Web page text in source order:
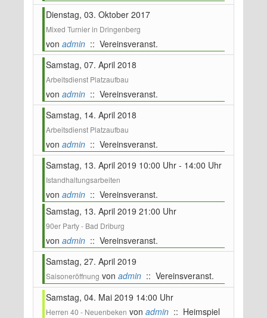
Dienstag, 03. Oktober 2017
Mixed Turnier in Dringenberg
von admin :: Vereinsveranst.
Samstag, 07. April 2018
Arbeitsdienst Platzaufbau
von admin :: Vereinsveranst.
Samstag, 14. April 2018
Arbeitsdienst Platzaufbau
von admin :: Vereinsveranst.
Samstag, 13. April 2019 10:00 Uhr - 14:00 Uhr
Istandhaltungsarbeiten
von admin :: Vereinsveranst.
Samstag, 13. April 2019 21:00 Uhr
90er Party - Bad Driburg
von admin :: Vereinsveranst.
Samstag, 27. April 2019
Saisoneröffnung von admin :: Vereinsveranst.
Samstag, 04. Mai 2019 14:00 Uhr
Herren 40 - Neuenbeken von admin :: Heimspiel